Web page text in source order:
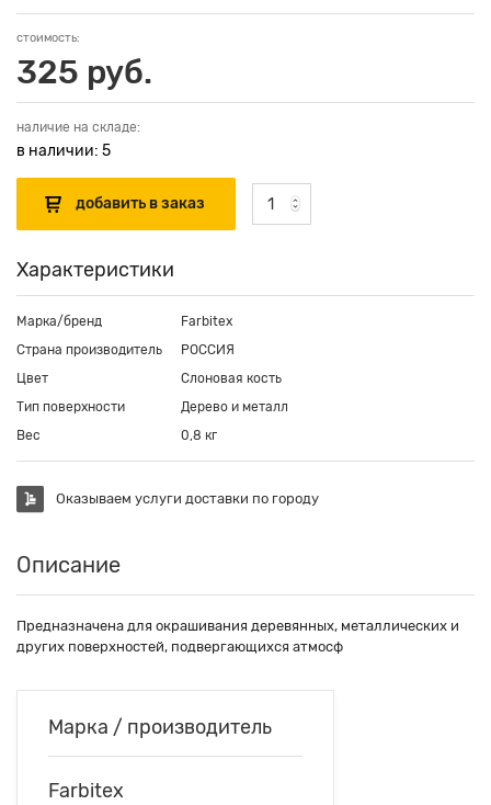
стоимость:
325 руб.
наличие на складе:
в наличии: 5
Характеристики
Марка/бренд
Farbitex
Страна производитель
РОССИЯ
Цвет
Слоновая кость
Тип поверхности
Дерево и металл
Вес
0,8 кг
Оказываем услуги доставки по городу
Описание
Предназначена для окрашивания деревянных, металлических и
других поверхностей, подвергающихся атмосф
Марка / производитель
Farbitex